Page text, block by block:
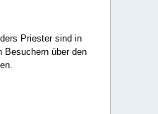
Priester sind in
Besuchern über den